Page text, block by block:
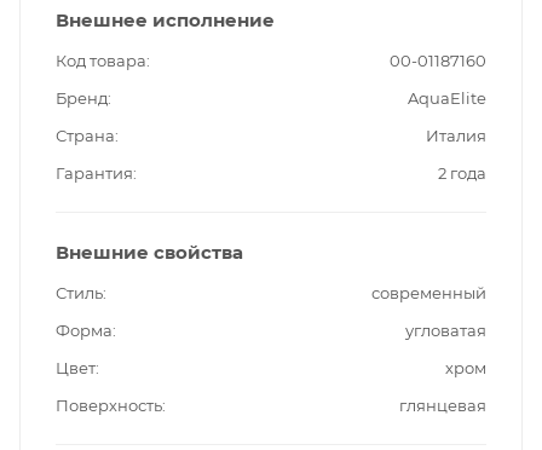
Внешнее исполнение
Код товара
00-01187160
Бренд
AquaElite
Страна
Италия
Гарантия
2 года
Внешние свойства
Стиль
современный
Форма
угловатая
Цвет
хром
Поверхность
глянцевая